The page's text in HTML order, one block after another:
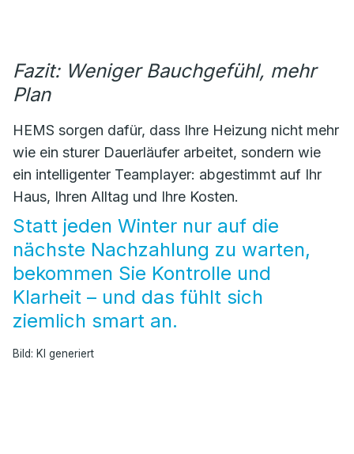
Fazit: Weniger Bauchgefühl, mehr
Plan
HEMS sorgen dafür, dass Ihre Heizung nicht mehr
wie ein sturer Dauerläufer arbeitet, sondern wie
ein intelligenter Teamplayer: abgestimmt auf Ihr
Haus, Ihren Alltag und Ihre Kosten.
Statt jeden Winter nur auf die
nächste Nachzahlung zu warten,
bekommen Sie Kontrolle und
Klarheit – und das fühlt sich
ziemlich smart an.
Bild: KI generiert